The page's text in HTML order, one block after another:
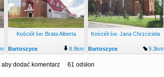
Kościół św. Brata Alberta
Bartoszyce 8.9km
Kościół św. Jana Chrzciciela
Bartoszyce 9.3km
aby dodać komentarz 61 odsłon